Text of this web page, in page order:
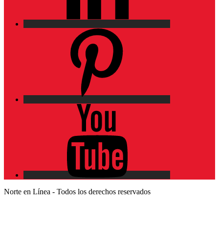
Norte en Línea - Todos los derechos reservados